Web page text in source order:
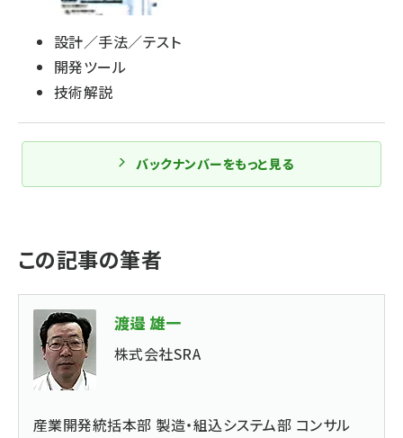
設計／手法／テスト
開発ツール
技術解説
バックナンバーをもっと見る
この記事の筆者
渡邉 雄一
株式会社SRA
産業開発統括本部 製造・組込システム部 コンサル